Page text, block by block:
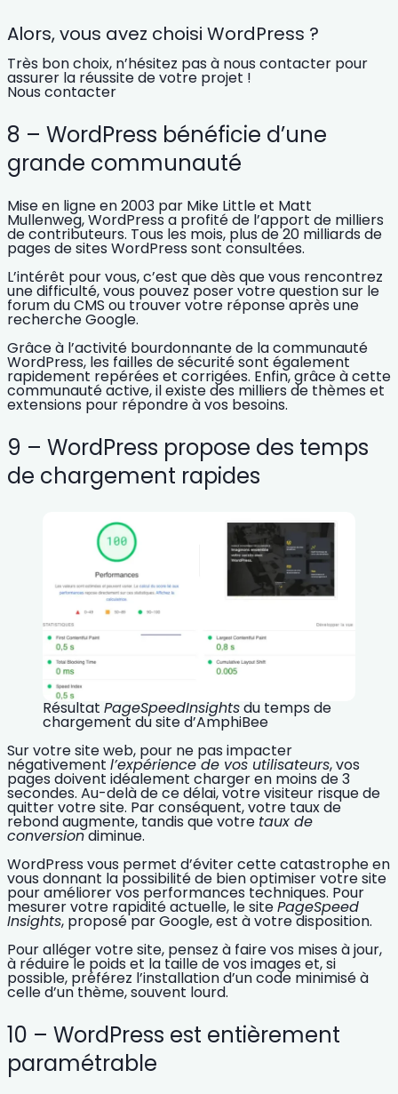
Alors, vous avez choisi WordPress ?
Très bon choix, n’hésitez pas à nous contacter pour
assurer la réussite de votre projet !
Nous contacter
8 – WordPress bénéficie d’une
grande communauté
Mise en ligne en 2003 par Mike Little et Matt
Mullenweg, WordPress a profité de l’apport de milliers
de contributeurs. Tous les mois, plus de20 milliards de
pages de sites WordPress sont consultées.
L’intérêt pour vous, c’est que dès que vous rencontrez
une difficulté, vous pouvez poser votre question sur le
forum du CMS ou trouver votre réponse après une
recherche Google.
Grâce à l’activité bourdonnante de lacommunauté
WordPress, les failles de sécurité sont également
rapidement repérées et corrigées. Enfin, grâce à cette
communauté active, il existe des milliers de thèmes et
extensions pour répondre à vos besoins.
9 – WordPress propose des temps
de chargement rapides
Résultat PageSpeedInsightsdu temps de
chargement du site d’AmphiBee
Sur votre site web, pour ne pas impacter
négativement l’expérience de vos utilisateurs, vos
pages doivent idéalement charger en moins de 3
secondes. Au-delà de ce délai, votre visiteur risque de
quitter votre site. Par conséquent, votre taux de
rebond augmente, tandis que votre taux de
conversiondiminue.
WordPress vous permet d’éviter cette catastrophe en
vous donnant la possibilité de bienoptimiser votre site
pour améliorer vos performances techniques. Pour
mesurer votre rapidité actuelle, le sitePageSpeed
Insights, proposé par Google, est à votre disposition.
Pouralléger votre site, pensez à faire vos mises à jour,
à réduire le poids et la taille de vos images et, si
possible, préférez l’installation d’un code minimisé à
celle d’un thème, souvent lourd.
10 – WordPress est entièrement
paramétrable